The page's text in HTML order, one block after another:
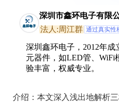
深圳市鑫环电子有限
法人:周江群 通过真实性
深圳鑫环电子，2012年
元器件，如LED管、WiFi
验丰富，权威专业。
介绍： 本文深入浅出地解析